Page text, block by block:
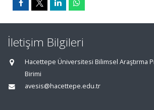
İletişim Bilgileri
Hacettepe Üniversitesi Bilimsel Araştırma
Birimi
avesis@hacettepe.edu.tr